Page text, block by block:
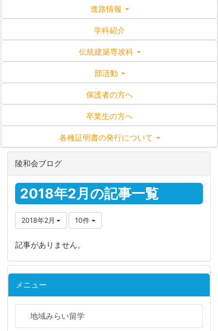
進路情報
学科紹介
伝統建築専攻科
部活動
保護者の方へ
卒業生の方へ
各種証明書の発行について
陵和会ブログ
2018年2月の記事一覧
2018年2月 10件
記事がありません。
メニュー
地域みらい留学